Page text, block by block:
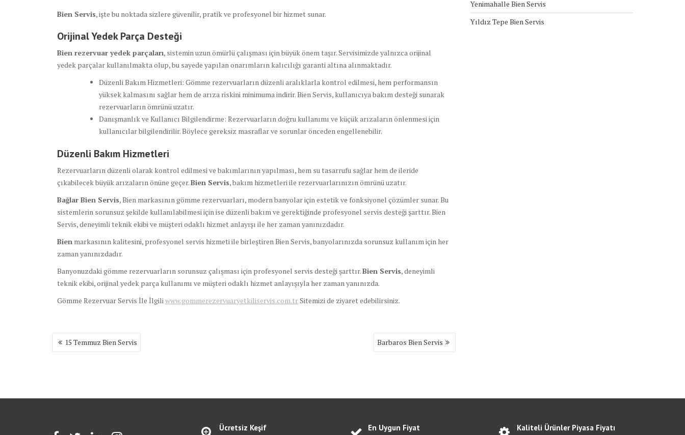
Bien Servis, işte bu noktada sizlere güvenilir, pratik ve profesyonel bir hizmet sunar.
Orijinal Yedek Parça Desteği
Bien rezervuar yedek parçaları, sistemin uzun ömürlü çalışması için büyük önem taşır. Servisimizde yalnızca orijinal
yedek parçalar kullanılmakta olup, bu sayede yapılan onarımların kalıcılığı garanti altına alınmaktadır.
Düzenli Bakım Hizmetleri: Gömme rezervuarların düzenli aralıklarla kontrol edilmesi, hem performansın
yüksek kalmasını sağlar hem de arıza riskini minimuma indirir. Bien Servis, kullanıcıya bakım desteği sunarak
rezervuarların ömrünü uzatır.
Danışmanlık ve Kullanıcı Bilgilendirme: Rezervuarların doğru kullanımı ve küçük arızaların önlenmesi için
kullanıcılar bilgilendirilir. Böylece gereksiz masraflar ve sorunlar önceden engellenebilir.
Düzenli Bakım Hizmetleri
Rezervuarların düzenli olarak kontrol edilmesi ve bakımlarının yapılması, hem su tasarrufu sağlar hem de ileride
çıkabilecek büyük arızaların önüne geçer.Bien Servis, bakım hizmetleri ile rezervuarlarınızın ömrünü uzatır.
Bağlar Bien Servis, Bien markasının gömme rezervuarları, modern banyolar için estetik ve fonksiyonel çözümler sunar. Bu
sistemlerin sorunsuz şekilde kullanılabilmesi için ise düzenli bakım ve gerektiğinde profesyonel servis desteği şarttır. Bien
Servis, deneyimli teknik ekibi ve müşteri odaklı hizmet anlayışı ile her zaman yanınızdadır.
Bien markasının kalitesini, profesyonel servis hizmeti ile birleştiren Bien Servis, banyolarınızda sorunsuz kullanım için her
zaman yanınızdadır.
Banyonuzdaki gömme rezervuarların sorunsuz çalışması için profesyonel servis desteği şarttır.Bien Servis, deneyimli
teknik ekibi, orijinal yedek parça kullanımı ve müşteri odaklı hizmet anlayışıyla her zaman yanınızda.
Gömme Rezervuar Servis İle İlgiliwww.gommerezervuaryetkiliservis.com.trSitemizi de ziyaret edebilirsiniz.
Yazı
gezinmesi
15 Temmuz Bien Servis Barbaros Bien Servis
Yenimahalle Bien Servis
Yıldız Tepe Bien Servis
Ücretsiz Keşif
En Uygun Fiyat
Kaliteli Ürünler Piyasa Fiyatı